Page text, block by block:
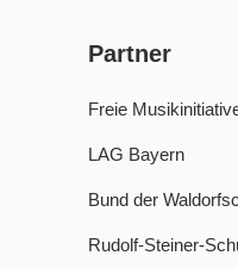
Partner
Freie
LAG Bayern
Bund der
Rudolf-Steiner-